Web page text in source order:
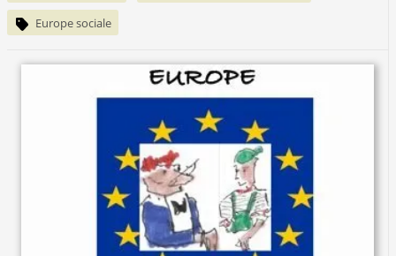
Europe sociale